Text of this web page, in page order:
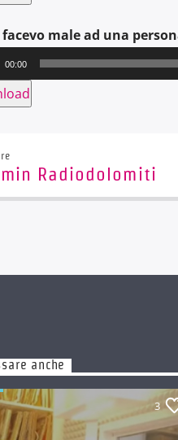
male ad una
00:00
Radiodolomiti
anche
3